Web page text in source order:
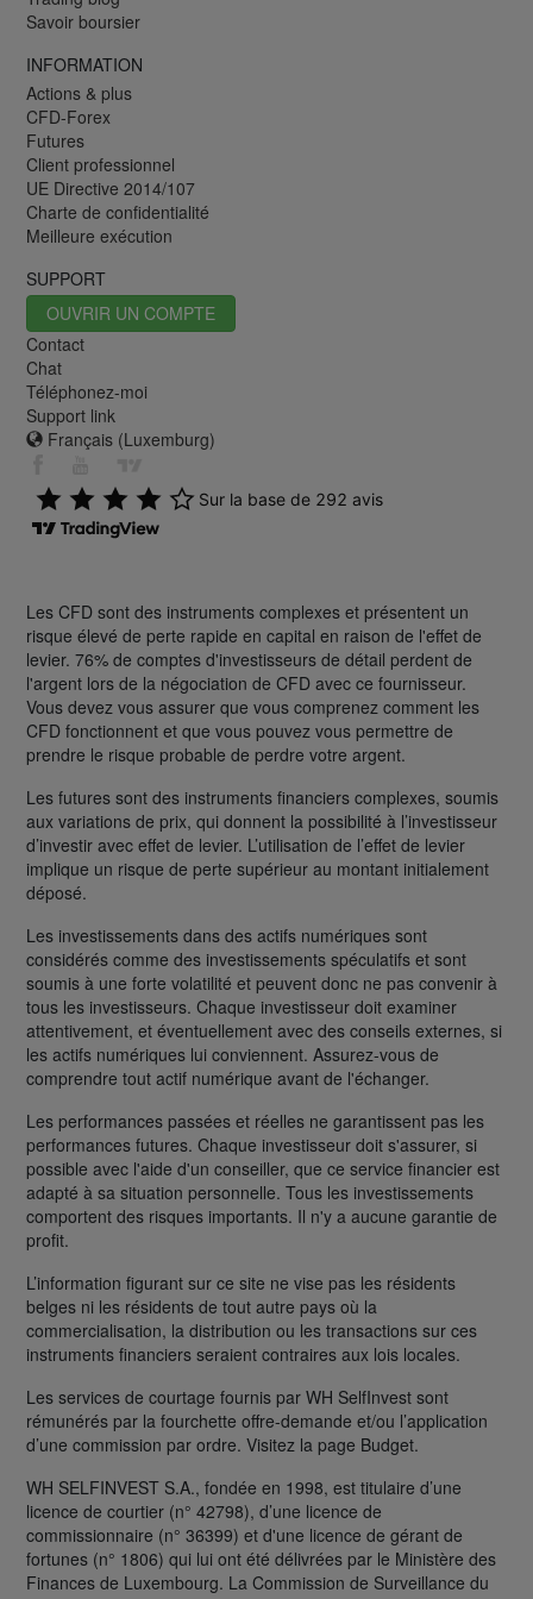
Savoir boursier
INFORMATION
Actions & plus
CFD-Forex
Futures
Client professionnel
UE Directive 2014/107
Charte de confidentialité
Meilleure exécution
SUPPORT
OUVRIR UN COMPTE
Contact
Chat
Téléphonez-moi
Support link
Français (Luxemburg)
Les CFD sont des instruments complexes et présentent un
risque élevé de perte rapide en capital en raison de l'effet de
levier. 76% de comptes d'investisseurs de détail perdent de
l'argent lors de la négociation de CFD avec ce fournisseur.
Vous devez vous assurer que vous comprenez comment les
CFD fonctionnent et que vous pouvez vous permettre de
prendre le risque probable de perdre votre argent.
Les futures sont des instruments financiers complexes, soumis
aux variations de prix, qui donnent la possibilité à l’investisseur
d’investir avec effet de levier. L’utilisation de l’effet de levier
implique un risque de perte supérieur au montant initialement
déposé.
Les investissements dans des actifs numériques sont
considérés comme des investissements spéculatifs et sont
soumis à une forte volatilité et peuvent donc ne pas convenir à
tous les investisseurs. Chaque investisseur doit examiner
attentivement, et éventuellement avec des conseils externes, si
les actifs numériques lui conviennent. Assurez-vous de
comprendre tout actif numérique avant de l'échanger.
Les performances passées et réelles ne garantissent pas les
performances futures. Chaque investisseur doit s'assurer, si
possible avec l'aide d'un conseiller, que ce service financier est
adapté à sa situation personnelle. Tous les investissements
comportent des risques importants. Il n'y a aucune garantie de
profit.
L’information figurant sur ce site ne vise pas les résidents
belges ni les résidents de tout autre pays où la
commercialisation, la distribution ou les transactions sur ces
instruments financiers seraient contraires aux lois locales.
Les services de courtage fournis par WH SelfInvest sont
rémunérés par la fourchette offre-demande et/ou l’application
d’une commission par ordre. Visitez la page Budget.
WH SELFINVEST S.A., fondée en 1998, est titulaire d’une
licence de courtier (n° 42798), d’une licence de
commissionnaire (n° 36399) et d'une licence de gérant de
fortunes (n° 1806) qui lui ont été délivrées par le Ministère des
Finances de Luxembourg. La Commission de Surveillance du